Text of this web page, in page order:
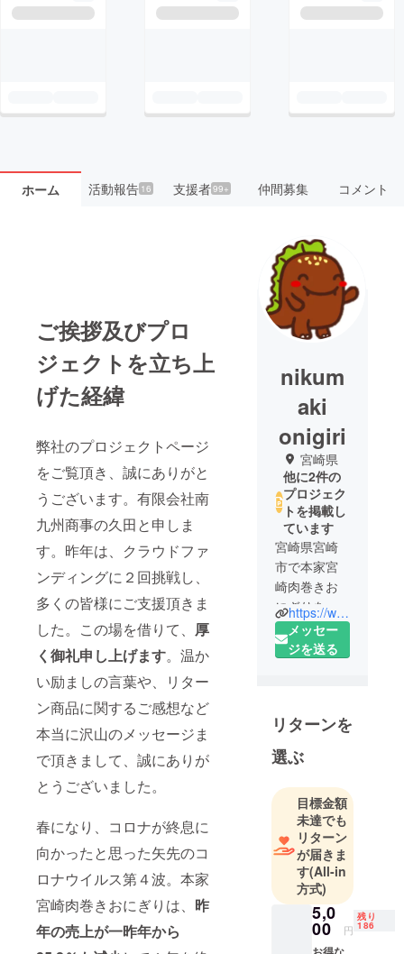
ホーム 活動報告16 支援者99+ 仲間募集 コメント
ご挨拶及びプロ
ジェクトを立ち上
げた経緯
弊社のプロジェクトページ
をご覧頂き、誠にありがと
うございます。有限会社南
九州商事の久田と申しま
す。昨年は、クラウドファ
ンディングに２回挑戦し、
多くの皆様にご支援頂きま
した。この場を借りて、 厚
く御礼申し上げます。温か
い励ましの言葉や、リター
ン商品に関するご感想など
本当に沢山のメッセージま
で頂きまして、誠にありが
とうございました。
春になり、コロナが終息に
向かったと思った矢先のコ
ロナウイルス第４波。本家
宮崎肉巻きおにぎりは、 昨
年の売上が一昨年から
nikum
aki
onigiri
宮崎県
他に2件の
プロジェク
トを掲載し
ています
宮崎県宮崎
市で本家宮
崎肉巻きお
にぎりを運
営しており
ます有限会
肉巻きおに
ぎりは、自
社工場で真
心こめて一
つ一つ手作
りしていま
す。オレン
ジ色の移動
販売車
（キッチン
カー）に
て、宮崎県
https://www.honke-nikumaki.com/
メッセー
ジを送る
リターンを
選ぶ
目標金額
未達でも
リターン
が届きま
す(All-in
方式)
5,0
00 円
残り
186